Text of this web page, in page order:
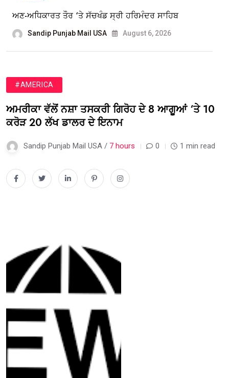
ਅਣ-ਅਧਿਕਾਰਤ ਤੌਰ ‘ਤੇ ਸੱਚਖੰਡ ਸ੍ਰੀ ਹਰਿਮੰਦਰ ਸਾਹਿਬ
Sandip Punjab Mail USA August 6, 2026
#AMERICA
ਅਮਰੀਕਾ ਵੱਲੋਂ ਨਸ਼ਾ ਤਸਕਰੀ ਗਿਰੋਹ ਦੇ 8 ਆਗੂਆਂ ‘ਤੇ 10
ਕਰੋੜ 20 ਲੱਖ ਡਾਲਰ ਦੇ ਇਨਾਮ
Sandip Punjab Mail USA / 7 hours 0 1 min read